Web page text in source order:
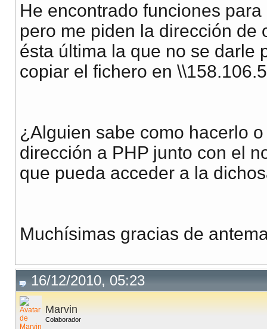
He encontrado funciones
pero me piden la dirección de
ésta última la que no se darle
copiar el fichero en
¿Alguien sabe como hacerlo
dirección a PHP junto con el
que pueda acceder a la
Muchísimas gracias de
16/12/2010, 05:23
Marvin
Colaborador